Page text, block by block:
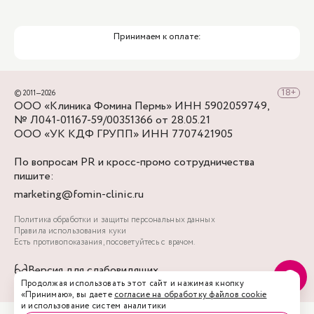
Принимаем к оплате:
© 2011—2026
ООО «Клиника Фомина Пермь» ИНН 5902059749,
№ Л041-01167-59/00351366 от 28.05.21
ООО «УК КДФ ГРУПП» ИНН 7707421905
По вопросам PR и кросс-промо сотрудничества
пишите:
marketing@fomin-clinic.ru
Политика обработки и защиты персональных данных
Правила использования куки
Есть противопоказания, посоветуйтесь с врачом.
Версия для слабовидящих
Продолжая использовать этот сайт и нажимая кнопку
«Принимаю», вы даете согласие на обработку файлов cookie
и использование систем аналитики